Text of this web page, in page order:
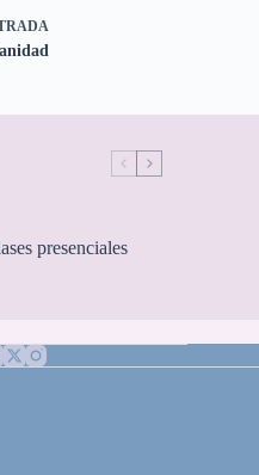
presenciales